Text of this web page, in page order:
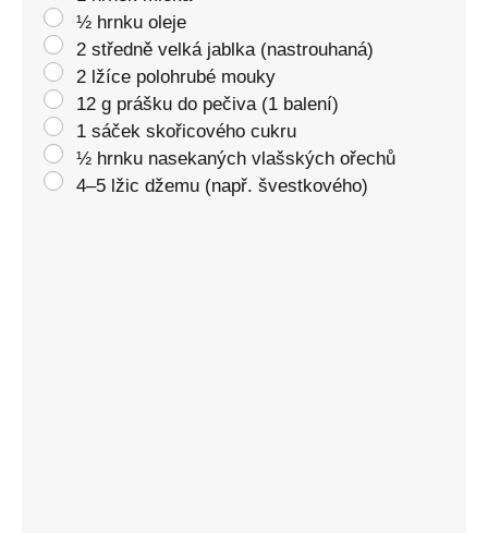
½ hrnku oleje
2 středně velká jablka (nastrouhaná)
2 lžíce polohrubé mouky
12 g prášku do pečiva (1 balení)
1 sáček skořicového cukru
½ hrnku nasekaných vlašských ořechů
4–5 lžic džemu (např. švestkového)